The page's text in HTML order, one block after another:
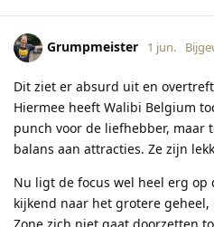
Grumpmeister 1 jun.
Dit ziet er absurd uit en
Hiermee heeft Walibi Belgium
punch voor de liefhebber, maar
balans aan attracties. Ze zijn
Nu ligt de focus wel heel erg op
kijkend naar het grotere